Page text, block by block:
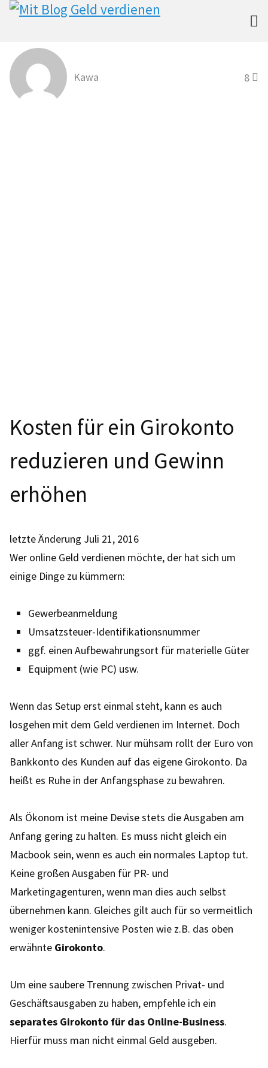

Kawa 8
Kosten für ein Girokonto
reduzieren und Gewinn
erhöhen
letzte Änderung Juli 21, 2016
Wer online Geld verdienen möchte, der hat sich um
einige Dinge zu kümmern:
Gewerbeanmeldung
Umsatzsteuer-Identifikationsnummer
ggf. einen Aufbewahrungsort für materielle Güter
Equipment (wie PC) usw.
Wenn das Setup erst einmal steht, kann es auch
losgehen mit dem Geld verdienen im Internet. Doch
aller Anfang ist schwer. Nur mühsam rollt der Euro von
Bankkonto des Kunden auf das eigene Girokonto. Da
heißt es Ruhe in der Anfangsphase zu bewahren.
Als Ökonom ist meine Devise stets die Ausgaben am
Anfang gering zu halten. Es muss nicht gleich ein
Macbook sein, wenn es auch ein normales Laptop tut.
Keine großen Ausgaben für PR- und
Marketingagenturen, wenn man dies auch selbst
übernehmen kann. Gleiches gilt auch für so vermeitlich
weniger kostenintensive Posten wie z.B. das oben
erwähnte Girokonto.
Um eine saubere Trennung zwischen Privat- und
Geschäftsausgaben zu haben, empfehle ich ein
separates Girokonto für das Online-Business.
Hierfür muss man nicht einmal Geld ausgeben.